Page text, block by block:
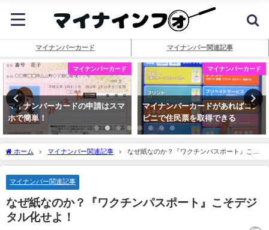
マイナンバーカード マイナンバー関連記事
マイナンバーカード
マイナンバーカードの申請はスマ
ホで簡単！
マイナンバーカード
マイナンバーカードがあればコン
ビニで住民票を取得できる
ホーム マイナンバー関連記事
なぜ紙なのか？『ワクチンパスポート』こそ
デジタル化せよ！
マイナンバー関連記事
なぜ紙なのか？『ワクチンパスポート』こそデジ
タル化せよ！